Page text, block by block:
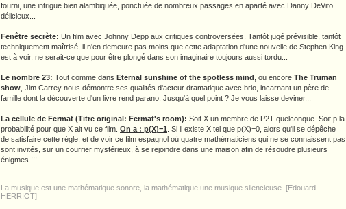
fourni, une intrigue bien alambiquée, ponctuée de nombreux passages en aparté avec Danny DeVito
délicieux...
Fenêtre secrète: Un film avec Johnny Depp aux critiques controversées. Tantôt jugé prévisible, tantôt
techniquement maîtrisé, il n'en demeure pas moins que cette adaptation d'une nouvelle de Stephen King
est à voir, ne serait-ce que pour être plongé dans son imaginaire toujours aussi tordu...
Le nombre 23: Tout comme dans Eternal sunshine of the spotless mind , ou encore The Truman
show , Jim Carrey nous démontre ses qualités d'acteur dramatique avec brio, incarnant un père de
famille dont la découverte d'un livre rend parano. Jusqu'à quel point ? Je vous laisse deviner...
La cellule de Fermat (Titre original: Fermat's room): Soit X un membre de P2T quelconque. Soit p la
probabilité pour que X ait vu ce film. On a : p(X)=1 . Si il existe X tel que p(X)=0, alors qu'il se dépêche
de satisfaire cette règle, et de voir ce film espagnol où quatre mathématiciens qui ne se connaissent pas
sont invités, sur un courrier mystérieux, à se rejoindre dans une maison afin de résoudre plusieurs
énigmes !!!
La musique est une mathématique sonore, la mathématique une musique silencieuse. [Edouard
HERRIOT]